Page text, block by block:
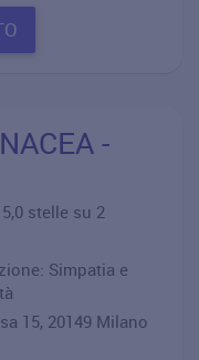
-
5,0 stelle su 2
Simpatia e
15, 20149 Milano